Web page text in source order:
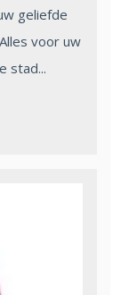
geliefde
voor uw
stad...